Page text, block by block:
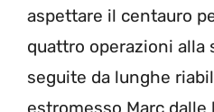
aspettare il centauro
quattro operazioni alla
seguite da lunghe